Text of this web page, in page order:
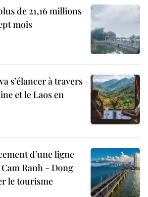
de 21,16 millions
mois
s’élancer à travers
et le Laos en
d’une ligne
Ranh - Dong
le tourisme